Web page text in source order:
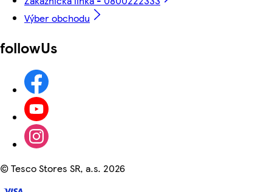
Výber obchodu
followUs
©Tesco Stores SR, a.s. 2026